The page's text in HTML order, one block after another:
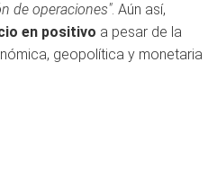
de operaciones". Aún así,
en positivo a pesar de la
geopolítica y monetaria